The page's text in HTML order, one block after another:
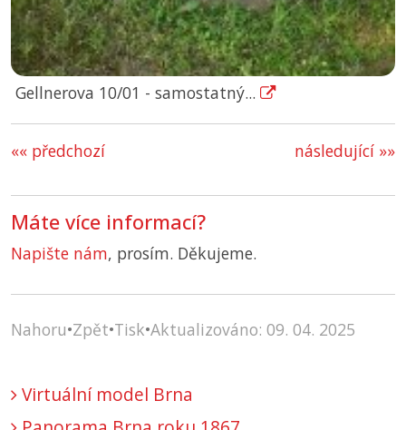
Gellnerova 10/01 - samostatný...
«« předchozí následující »»
Máte více informací?
Napište nám, prosím. Děkujeme.
Nahoru•Zpět•Tisk•Aktualizováno: 09. 04. 2025
Virtuální model Brna